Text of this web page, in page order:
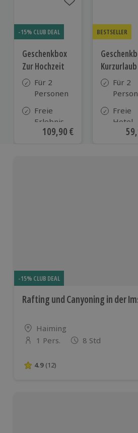
-15% CLUB DEAL
Geschenkbox
Zur Hochzeit
Für 2
Personen
Freie
Erlebnis-
Auswahl
Aktueller Preis
109,90 €
BESTSELLER
Kurzurlaub
Für 2
Freie
Hotel-
-15% CLUB DEAL
Rafting und Canyoning in der
Standort
Haiming
Anzahl der Teilnehmer
1 Pers. 8 Std
4.9 von 5 Sternen basierend
4.9 (12)